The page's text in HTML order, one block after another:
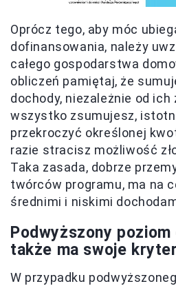
Oprócz tego, aby móc
dofinansowania, należy
całego gospodarstwa
obliczeń pamiętaj, że
dochody, niezależnie od ich
wszystko zsumujesz,
przekroczyć określonej
razie stracisz możliwość
Taka zasada, dobrze
twórców programu, ma na
średnimi i niskimi
Podwyższony
także ma swoje
W przypadku